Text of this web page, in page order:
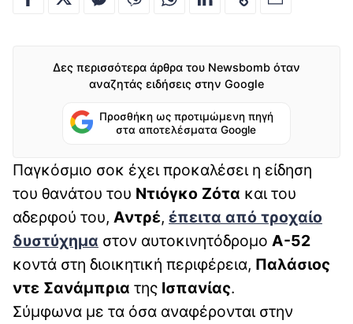
Δες περισσότερα άρθρα του Newsbomb όταν
αναζητάς ειδήσεις στην Google
Προσθήκη ως προτιμώμενη πηγή
στα αποτελέσματα Google
Παγκόσμιο σοκ έχει προκαλέσει η είδηση
του θανάτου του Ντιόγκο Ζότα και του
αδερφού του, Αντρέ, έπειτα από τροχαίο
δυστύχημα στον αυτοκινητόδρομο Α-52
κοντά στη διοικητική περιφέρεια, Παλάσιος
ντε Σανάμπρια της Ισπανίας.
Σύμφωνα με τα όσα αναφέρονται στην